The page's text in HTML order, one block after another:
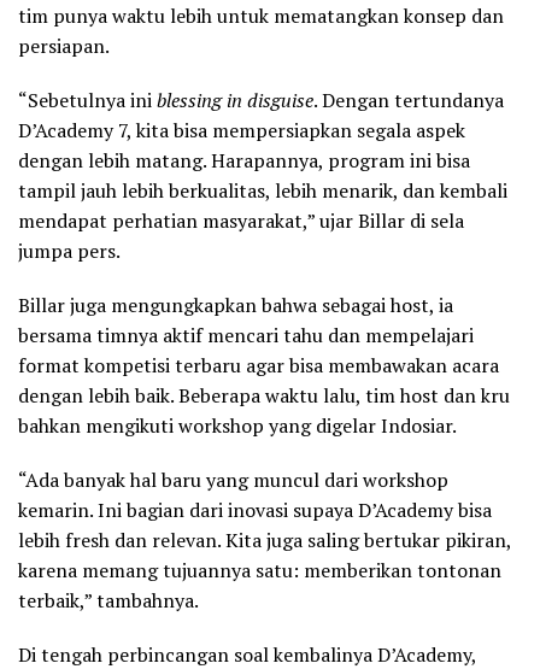
tim punya waktu lebih untuk mematangkan konsep dan
persiapan.
“Sebetulnya iniblessing in disguise. Dengan tertundanya
D’Academy 7, kita bisa mempersiapkan segala aspek
dengan lebih matang. Harapannya, program ini bisa
tampil jauh lebih berkualitas, lebih menarik, dan kembali
mendapat perhatian masyarakat,” ujar Billar di sela
jumpa pers.
Billar juga mengungkapkan bahwa sebagai host, ia
bersama timnya aktif mencari tahu dan mempelajari
format kompetisi terbaru agar bisa membawakan acara
dengan lebih baik. Beberapa waktu lalu, tim host dan kru
bahkan mengikuti workshop yang digelar Indosiar.
“Ada banyak hal baru yang muncul dari workshop
kemarin. Ini bagian dari inovasi supaya D’Academy bisa
lebih fresh dan relevan. Kita juga saling bertukar pikiran,
karena memang tujuannya satu: memberikan tontonan
terbaik,” tambahnya.
Di tengah perbincangan soal kembalinya D’Academy,